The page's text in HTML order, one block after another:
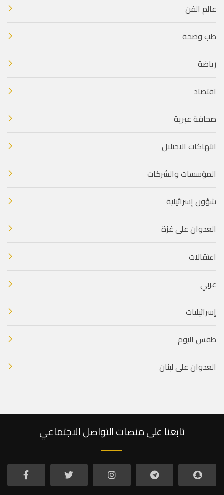
عالم الفن
طب وصحة
رياضة
اقتصاد
صحافة عبرية
انتهاكات الاحتلال
المؤسسات والشركات
شؤون إسرائيلية
العدوان على غزة
اعتقالات
عربي
إسرائيليات
طقس اليوم
العدوان على لبنان
تابعنا على منصات التواصل الاجتماعي